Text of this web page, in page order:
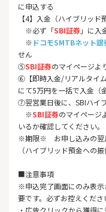
に申込する
【4】入金（ハイブリッド
※必ず「SBI証券 」に入
※ ドコモSMTBネット銀
せん
⑤SBI証券のマイページよ
⑥【即時入金/リアルタイ
にて5万円を一括で入金（
⑦翌営業日後に、SBIハイ
※SBI証券のマイページ
いるか確認してください。
※期限※ お申し込みの翌
（ハイブリッド預金への
■注意事項
※申込完了画面にのみ表
要です。必ずお控えくだ
・広告クリックから獲得